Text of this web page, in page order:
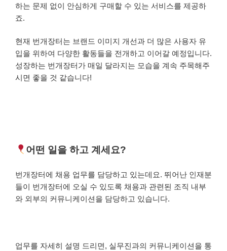
하는 문제 없이 안심하게 구매할 수 있는 서비스를 제공하
죠.
현재 번개장터는 브랜드 이미지 개선과 더 많은 사용자 유
입을 위하여 다양한 활동들을 전개하고 이어갈 예정입니다.
성장하는 번개장터가 매일 달라지는 모습을 계속 주목해주
시면 좋을 것 같습니다!
어떤 일을 하고 계세요?
번개장터에 채용 업무를 담당하고 있는데요. 뛰어난 인재분
들이 번개장터에 오실 수 있도록 채용과 관련된 조직 내부
와 외부의 커뮤니케이션을 담당하고 있습니다.
업무를 자세히 설명 드리면, 실무진과의 커뮤니케이션을 통